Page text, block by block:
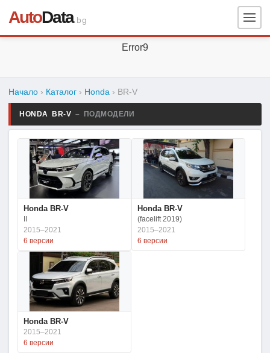
AutoData.bg
Error9
Начало › Каталог › Honda › BR-V
HONDA BR-V – ПОДМОДЕЛИ
Honda BR-V
2015–2021
6 версии
Honda BR-V
(facelift 2019)
2015–2021
6 версии
Honda BR-V
2015–2021
6 версии